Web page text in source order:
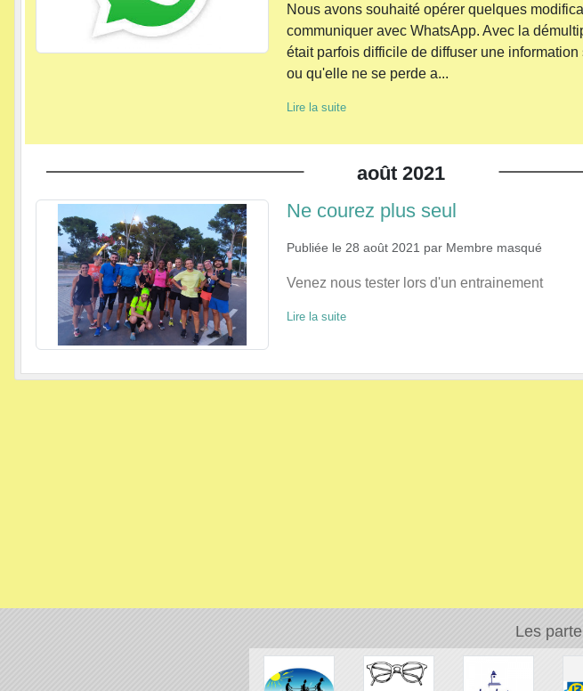
Nous avons souhaité opérer quelques
communiquer avec WhatsApp. Avec la
était parfois difficile de diffuser une
ou qu'elle ne se perde a...
Lire la suite
août 2021
Ne courez plus seul
Publiée le 28 août 2021 par Membre masqué
Venez nous tester lors d'un entrainement
Lire la suite
Les